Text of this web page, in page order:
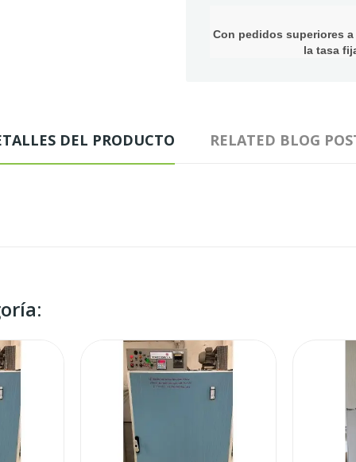
Con pedidos superiores
la tasa
DEL PRODUCTO RELATED BLOG